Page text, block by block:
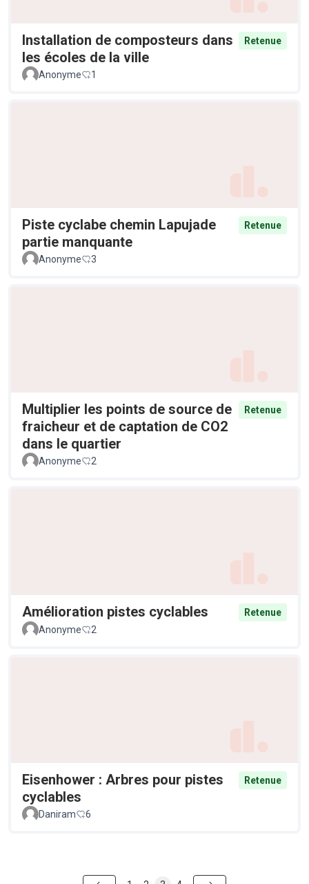
Installation de composteurs dans
les écoles de la ville
Retenue
Anonyme 1
Piste cyclabe chemin Lapujade
partie manquante
Retenue
Anonyme 3
Multiplier les points de source de
fraicheur et de captation de CO2
dans le quartier
Retenue
Anonyme 2
Amélioration pistes cyclables
Retenue
Anonyme
2
Eisenhower : Arbres pour pistes
cyclables
Retenue
Daniram 6